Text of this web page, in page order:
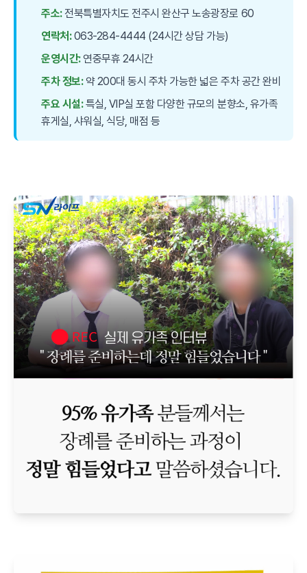
주소:전북특별자치도 전주시 완산구 노송광장로 60
연락처:063-284-4444 (24시간 상담 가능)
운영시간:연중무휴 24시간
주차 정보:약 200대 동시 주차 가능한 넓은 주차 공간 완비
주요 시설:특실, VIP실 포함 다양한 규모의 분향소, 유가족
휴게실, 샤워실, 식당, 매점 등